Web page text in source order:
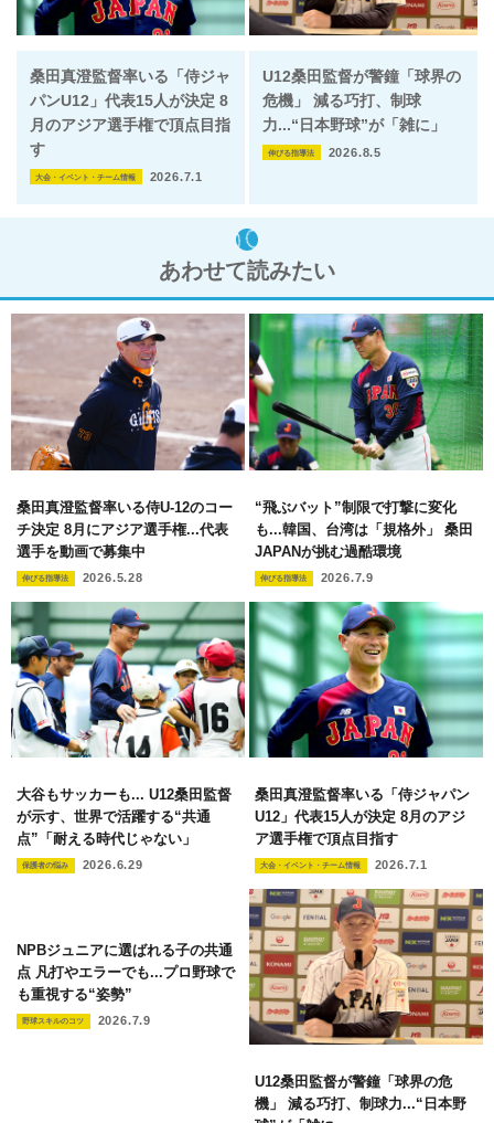
桑田真澄監督率いる「侍ジャ
パンU12」代表15人が決定 8
月のアジア選手権で頂点目指
す
大会・イベント・チーム情報 2026.7.1
U12桑田監督が警鐘「球界の
危機」 減る巧打、制球
力...“日本野球”が「雑に」
伸びる指導法 2026.8.5
あわせて読みたい
桑田真澄監督率いる侍U-12のコー
チ決定 8月にアジア選手権...代表
選手を動画で募集中
伸びる指導法 2026.5.28
“飛ぶバット”制限で打撃に変化
も...韓国、台湾は「規格外」 桑田
JAPANが挑む過酷環境
伸びる指導法 2026.7.9
大谷もサッカーも... U12桑田監督
が示す、世界で活躍する“共通
点”「耐える時代じゃない」
保護者の悩み 2026.6.29
桑田真澄監督率いる「侍ジャパン
U12」代表15人が決定 8月のアジ
ア選手権で頂点目指す
大会・イベント・チーム情報 2026.7.1
NPBジュニアに選ばれる子の共通
点 凡打やエラーでも...プロ野球で
も重視する“姿勢”
野球スキルのコツ 2026.7.9
U12桑田監督が警鐘「球界の危
機」 減る巧打、制球力...“日本野